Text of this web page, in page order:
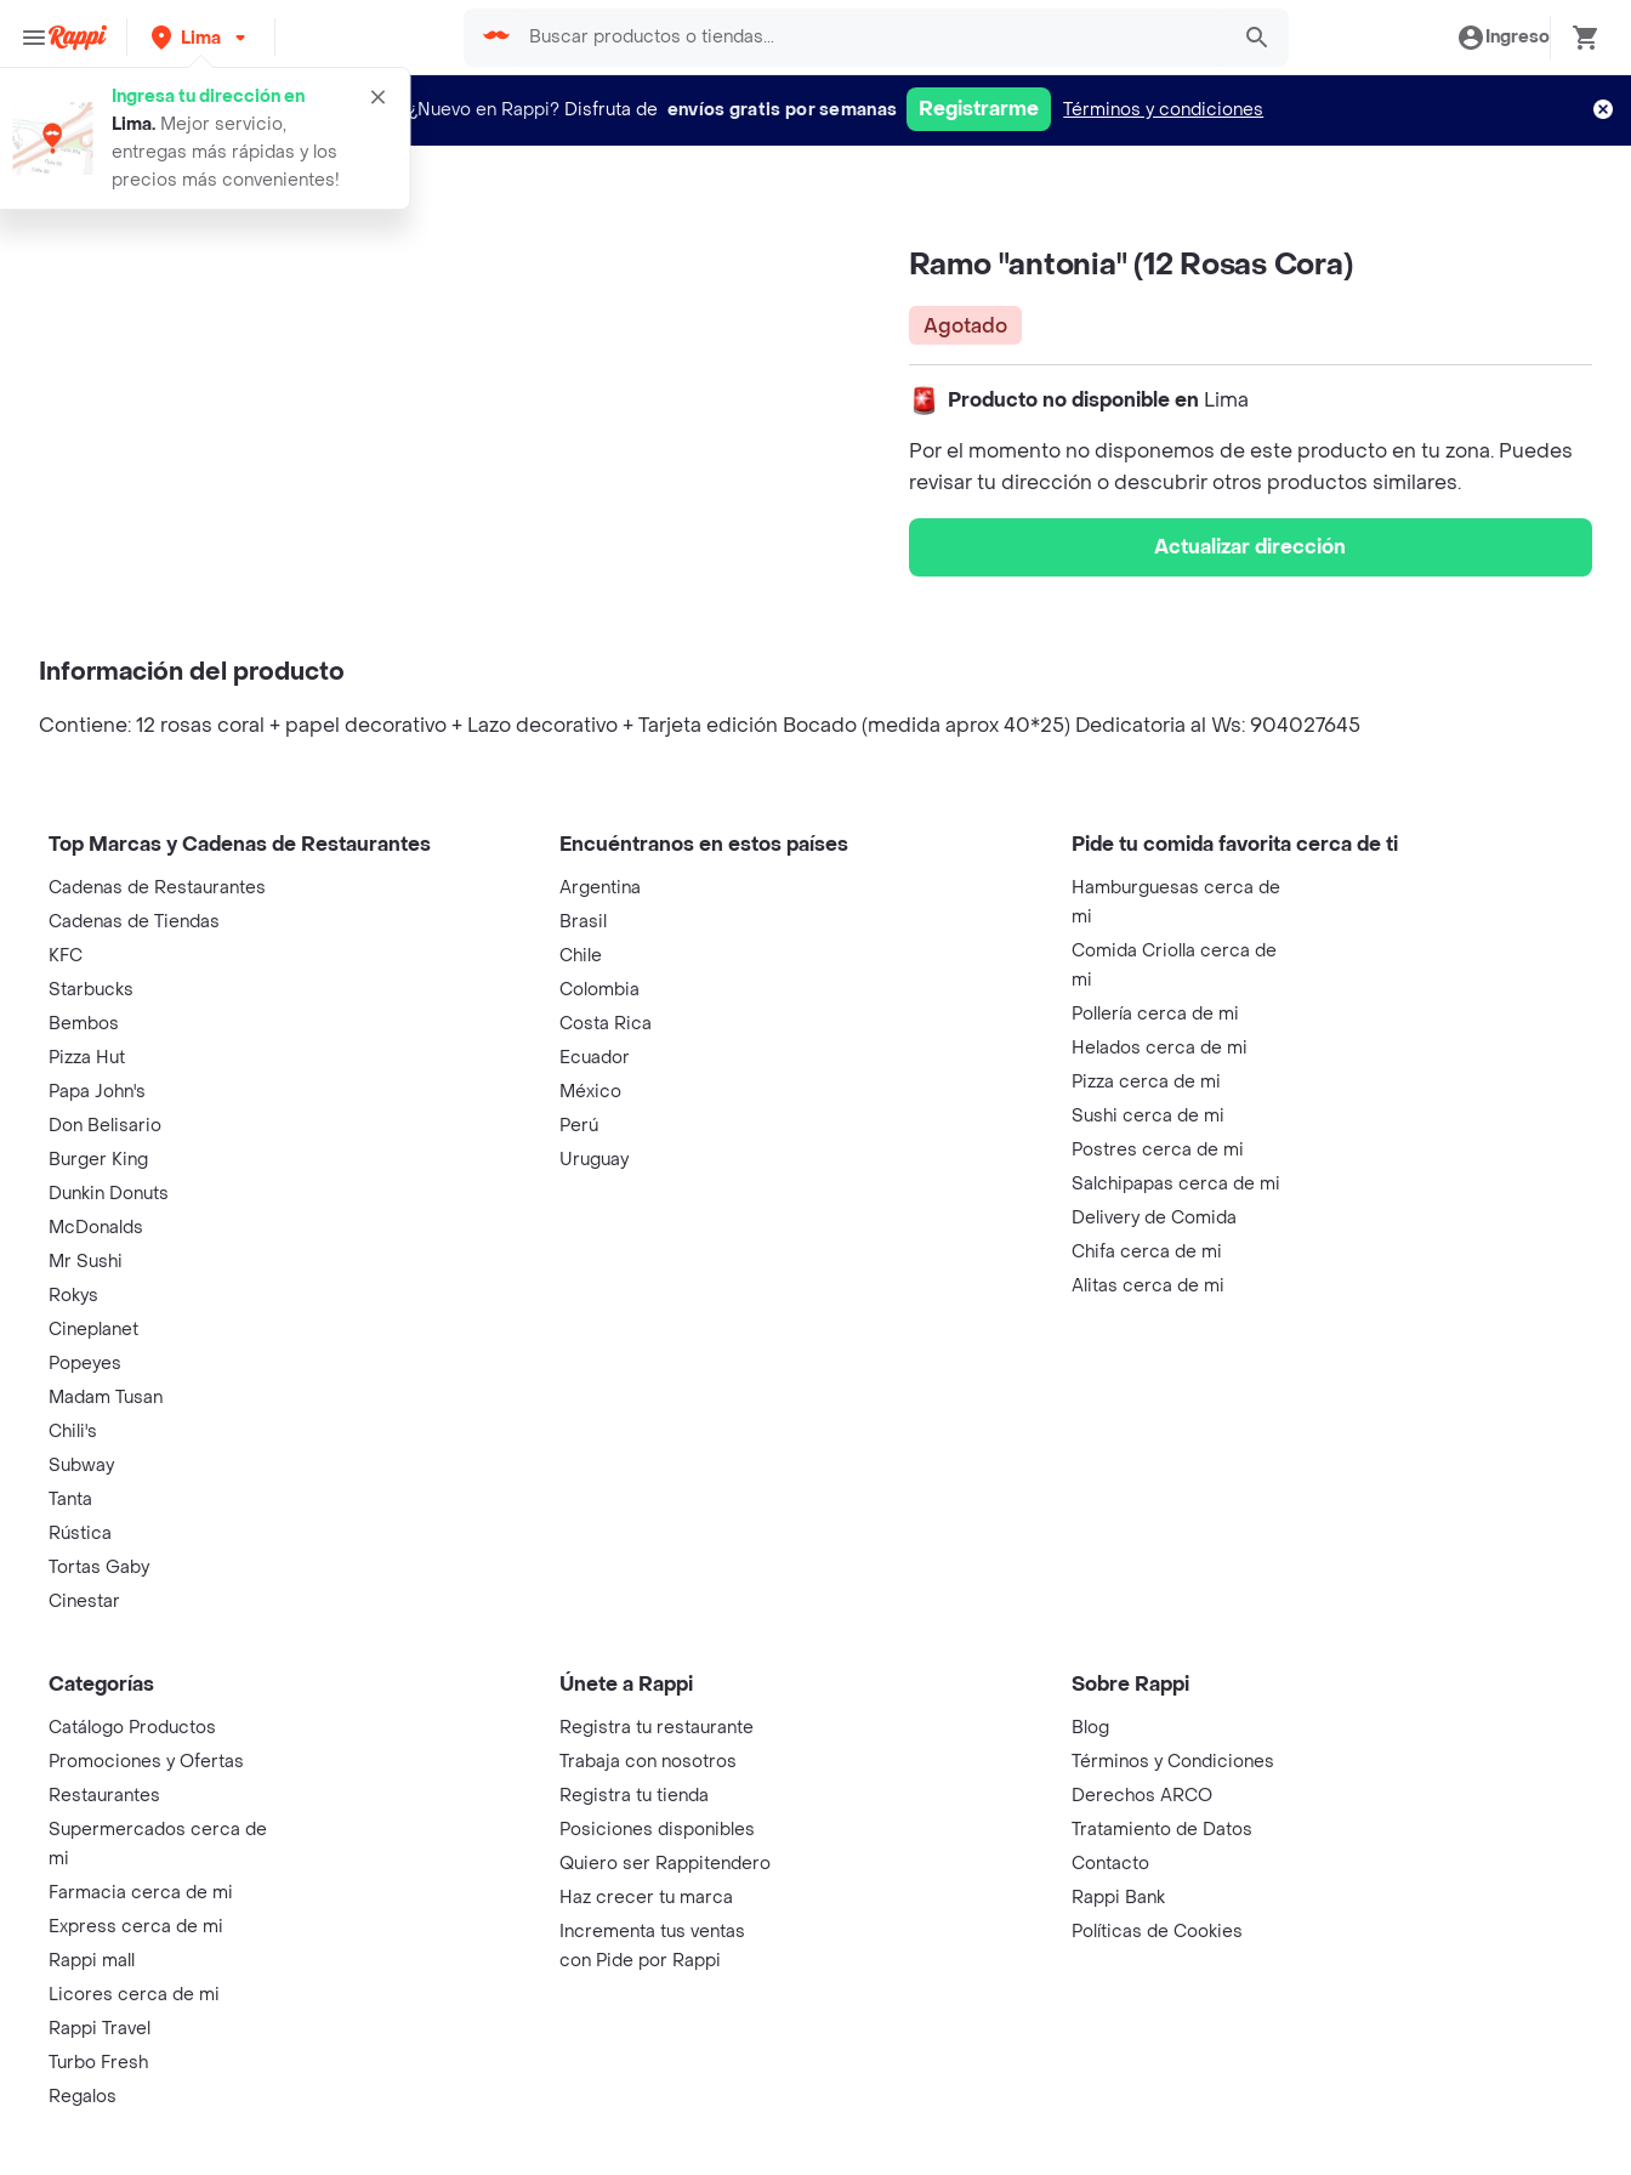
Lima
Ingresa tu dirección en
Lima. Mejor servicio,
entregas más rápidas y los
precios más convenientes!
Ingreso
¿Nuevo en Rappi? Disfruta de envíos gratis por semanas Registrarme Términos y condiciones
ramo antonia 12 rosas cora
Ramo "antonia" (12 Rosas Cora)
Agotado
Producto no disponible en Lima
Por el momento no disponemos de este producto en tu zona. Puedes
revisar tu dirección o descubrir otros productos similares.
Actualizar dirección
Información del producto
Contiene: 12 rosas coral + papel decorativo + Lazo decorativo + Tarjeta edición Bocado (medida aprox 40*25) Dedicatoria al Ws: 904027645
Top Marcas y Cadenas de Restaurantes
Cadenas de Restaurantes
Cadenas de Tiendas
KFC
Starbucks
Bembos
Pizza Hut
Papa John's
Don Belisario
Burger King
Dunkin Donuts
McDonalds
Mr Sushi
Rokys
Cineplanet
Popeyes
Madam Tusan
Chili's
Subway
Tanta
Rústica
Tortas Gaby
Cinestar
Encuéntranos en estos países
Argentina
Brasil
Chile
Colombia
Costa Rica
Ecuador
México
Perú
Uruguay
Pide tu comida favorita cerca de ti
Hamburguesas cerca de
mi
Comida Criolla cerca de
mi
Pollería cerca de mi
Helados cerca de mi
Pizza cerca de mi
Sushi cerca de mi
Postres cerca de mi
Salchipapas cerca de mi
Delivery de Comida
Chifa cerca de mi
Alitas cerca de mi
Categorías
Catálogo Productos
Promociones y Ofertas
Restaurantes
Supermercados cerca de
mi
Farmacia cerca de mi
Express cerca de mi
Rappi mall
Licores cerca de mi
Rappi Travel
Turbo Fresh
Regalos
Únete a Rappi
Registra tu restaurante
Trabaja con nosotros
Registra tu tienda
Posiciones disponibles
Quiero ser Rappitendero
Haz crecer tu marca
Incrementa tus ventas
con Pide por Rappi
Sobre Rappi
Blog
Términos y Condiciones
Derechos ARCO
Tratamiento de Datos
Contacto
Rappi Bank
Políticas de Cookies